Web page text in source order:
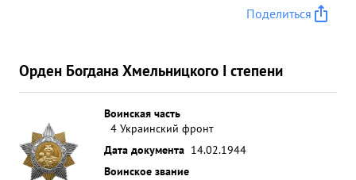
Поделиться
Орден Богдана Хмельницкого I степени
Воинская часть
4 Украинский фронт
Дата документа 14.02.1944
Воинское звание